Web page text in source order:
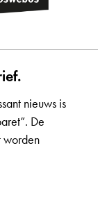
nieuws is
De
worden